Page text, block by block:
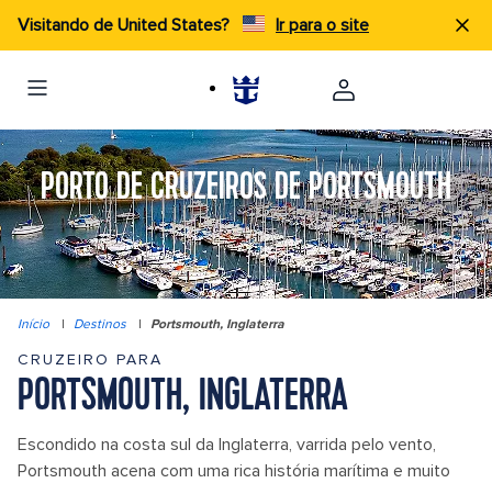
Visitando de United States? Ir para o site
PORTO DE CRUZEIROS DE PORTSMOUTH
Início | Destinos | Portsmouth, Inglaterra
CRUZEIRO PARA
PORTSMOUTH, INGLATERRA
Escondido na costa sul da Inglaterra, varrida pelo vento,
Portsmouth acena com uma rica história marítima e muito